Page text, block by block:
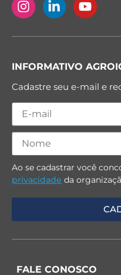
INFORMATIVO
Cadastre seu e-mail e
Ao se cadastrar você
privacidade da
FALE CONOSCO